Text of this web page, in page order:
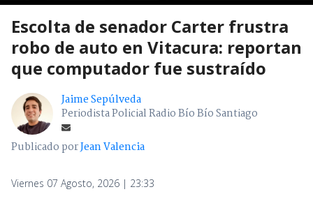
Escolta de senador Carter frustra
robo de auto en Vitacura: reportan
que computador fue sustraído
Jaime Sepúlveda
Periodista Policial Radio Bío Bío Santiago
Publicado porJean Valencia
Viernes 07 Agosto, 2026 | 23:33